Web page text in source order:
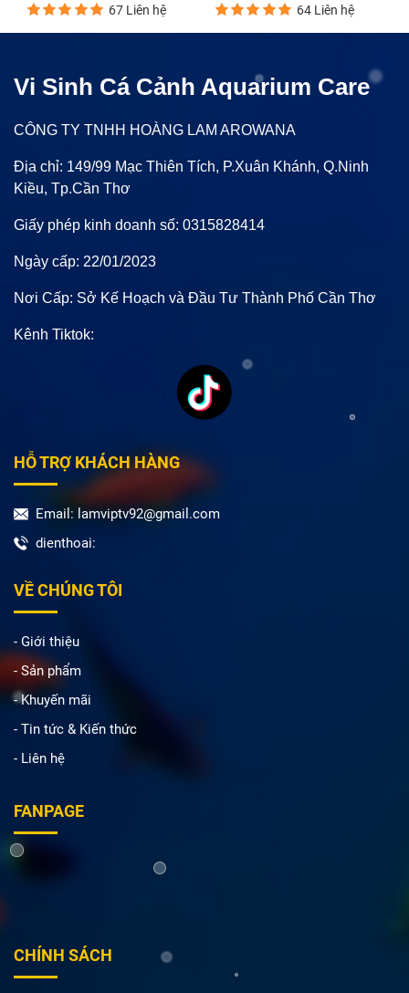
67 Liên hệ 64 Liên hệ
Vi Sinh Cá Cảnh Aquarium Care
CÔNG TY TNHH HOÀNG LAM AROWANA
Địa chỉ: 149/99 Mạc Thiên Tích, P.Xuân Khánh, Q.Ninh
Kiều, Tp.Cần Thơ
Giấy phép kinh doanh số: 0315828414
Ngày cấp: 22/01/2023
Nơi Cấp: Sở Kế Hoạch và Đầu Tư Thành Phố Cần Thơ
Kênh Tiktok:
HỖ TRỢ KHÁCH HÀNG
Email: lamviptv92@gmail.com
dienthoai:
VỀ CHÚNG TÔI
- Giới thiệu
- Sản phẩm
- Khuyến mãi
- Tin tức & Kiến thức
- Liên hệ
FANPAGE
CHÍNH SÁCH